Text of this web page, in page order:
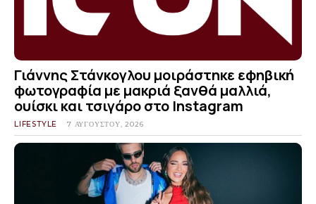
Γιάννης Στάνκογλου μοιράστηκε εφηβική
φωτογραφία με μακριά ξανθά μαλλιά,
ουίσκι και τσιγάρο στο Instagram
LIFESTYLE 7 ΑΥΓΟΎΣΤΟΥ, 2026